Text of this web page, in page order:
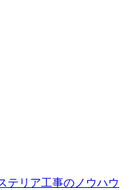
テリア工事のノウハウ